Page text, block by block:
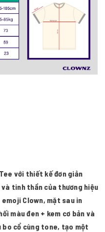
với thiết kế đơn giản
tinh thần của thương hiệu
Clown, mặt sau in
màu đen + kem cơ bản và
bo cổ cùng tone, tạo một